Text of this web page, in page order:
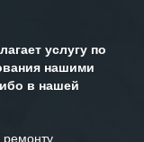
услугу по
нашими
в нашей
ремонту